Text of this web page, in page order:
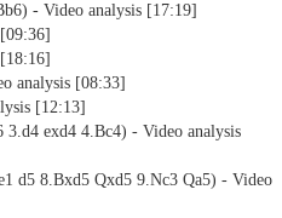
- Video analysis [17:19]
analysis [08:33]
[12:13]
exd4 4.Bc4) - Video analysis
d5 8.Bxd5 Qxd5 9.Nc3 Qa5) - Video